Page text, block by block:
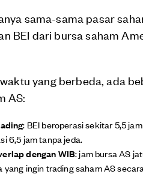
sama-sama pasar
BEI dari bursa saham
yang berbeda, ada
AS:
: BEI beroperasi sekitar 5,5
6,5 jam tanpa jeda.
dengan WIB: jam bursa AS
yang ingin trading saham AS